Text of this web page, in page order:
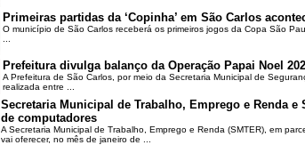
Primeiras partidas da ‘Copinha’ em São Carlos
O município de São Carlos receberá os primeiros jogos da Copa São
Prefeitura divulga balanço da Operação Papai Noel
A Prefeitura de São Carlos, por meio da Secretaria Municipal de
realizada entre ...
Secretaria Municipal de Trabalho, Emprego e Renda
de computadores
A Secretaria Municipal de Trabalho, Emprego e Renda (SMTER), em
vai oferecer, no mês de janeiro de ...